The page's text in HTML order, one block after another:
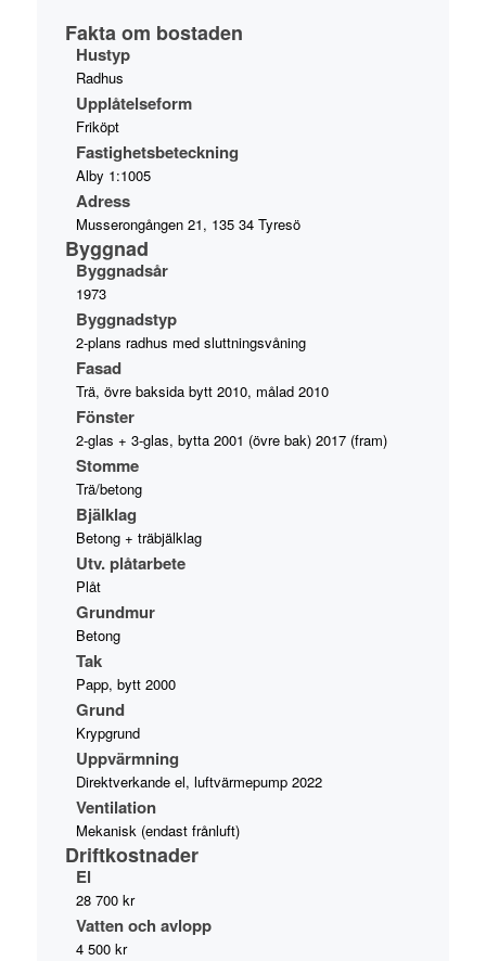
Fakta om bostaden
Hustyp
Radhus
Upplåtelseform
Friköpt
Fastighetsbeteckning
Alby 1:1005
Adress
Musserongången 21, 135 34 Tyresö
Byggnad
Byggnadsår
1973
Byggnadstyp
2-plans radhus med sluttningsvåning
Fasad
Trä, övre baksida bytt 2010, målad 2010
Fönster
2-glas + 3-glas, bytta 2001 (övre bak) 2017 (fram)
Stomme
Trä/betong
Bjälklag
Betong + träbjälklag
Utv. plåtarbete
Plåt
Grundmur
Betong
Tak
Papp, bytt 2000
Grund
Krypgrund
Uppvärmning
Direktverkande el, luftvärmepump 2022
Ventilation
Mekanisk (endast frånluft)
Driftkostnader
El
28 700 kr
Vatten och avlopp
4 500 kr